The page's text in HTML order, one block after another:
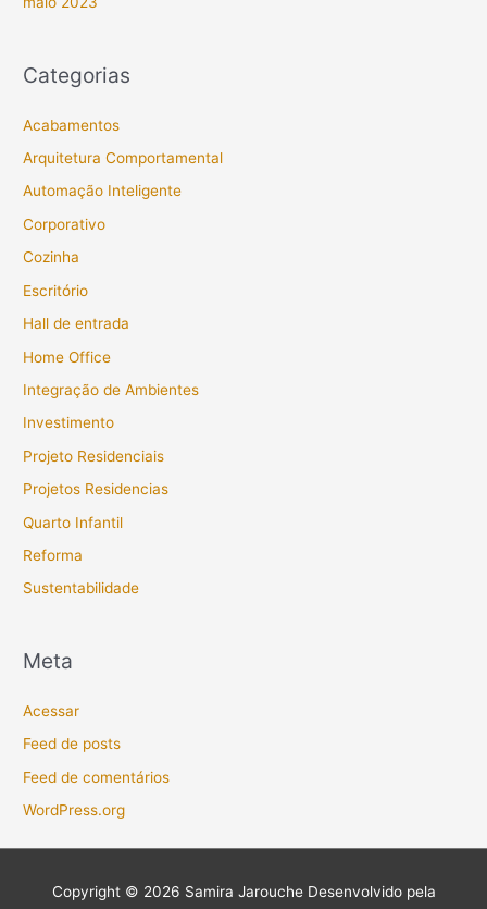
Categorias
Acabamentos
Arquitetura Comportamental
Automação Inteligente
Corporativo
Cozinha
Escritório
Hall de entrada
Home Office
Integração de Ambientes
Investimento
Projeto Residenciais
Projetos Residencias
Quarto Infantil
Reforma
Sustentabilidade
Meta
Acessar
Feed de posts
Feed de comentários
WordPress.org
Copyright © 2026 Samira JaroucheDesenvolvido pela